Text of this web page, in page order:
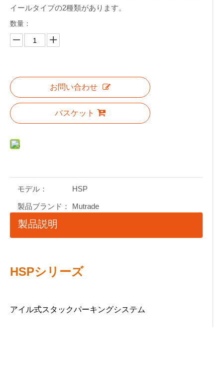
イールタイプの2種類があります。
数量：
お問い合わせ
バスケット
モデル： HSP
製品ブランド： Mutrade
製品説明
HSPシリーズ
アイル式スタックパーキングシステム